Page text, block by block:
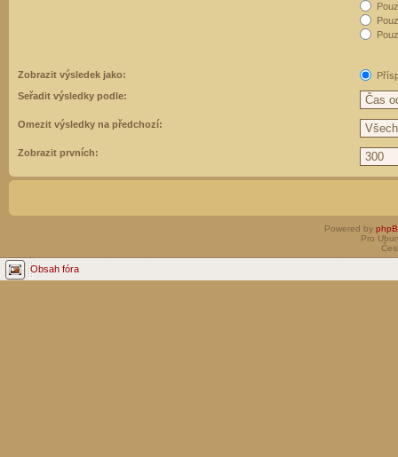
Zobrazit výsledek jako:
Seřadit výsledky podle:
Omezit výsledky na předchozí:
Zobrazit prvních:
Powered by
Pro
Obsah fóra